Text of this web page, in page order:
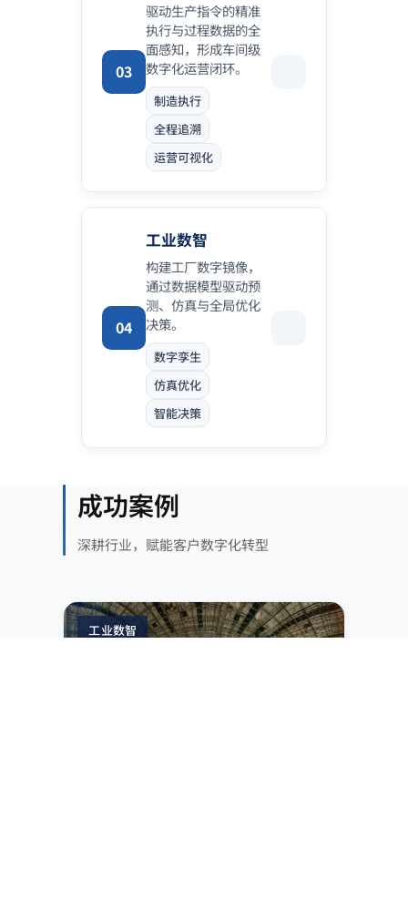
03
驱动生产指令的精准
执行与过程数据的全
面感知，形成车间级
数字化运营闭环。
制造执行
全程追溯
运营可视化
04
工业数智
构建工厂数字镜像，
通过数据模型驱动预
测、仿真与全局优化
决策。
数字孪生
仿真优化
智能决策
成功案例
深耕行业，赋能客户数字化转型
工业数智